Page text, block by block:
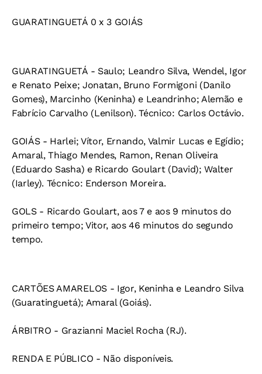
GUARATINGUETÁ 0 x 3 GOIÁS
GUARATINGUETÁ - Saulo; Leandro Silva, Wendel, Igor
e Renato Peixe; Jonatan, Bruno Formigoni (Danilo
Gomes), Marcinho (Keninha) e Leandrinho; Alemão e
Fabrício Carvalho (Lenilson). Técnico: Carlos Octávio.
GOIÁS - Harlei; Vítor, Ernando, Valmir Lucas e Egídio;
Amaral, Thiago Mendes, Ramon, Renan Oliveira
(Eduardo Sasha) e Ricardo Goulart (David); Walter
(Iarley). Técnico: Enderson Moreira.
GOLS - Ricardo Goulart, aos 7 e aos 9 minutos do
primeiro tempo; Vitor, aos 46 minutos do segundo
tempo.
CARTÕES AMARELOS - Igor, Keninha e Leandro Silva
(Guaratinguetá); Amaral (Goiás).
ÁRBITRO - Grazianni Maciel Rocha (RJ).
RENDA E PÚBLICO - Não disponíveis.